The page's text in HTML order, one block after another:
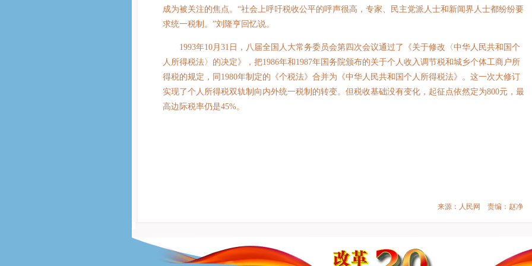
成为被关注的焦点。“社会上呼吁税收公平的呼声很高，专家、民主党派人士和新闻界人士都纷纷要
求统一税制。”刘隆亨回忆说。
1993年10月31日，八届全国人大常务委员会第四次会议通过了《关于修改〈中华人民共和国个
人所得税法〉的决定》，把1986年和1987年国务院颁布的关于个人收入调节税和城乡个体工商户所
得税的规定，同1980年制定的《个税法》合并为《中华人民共和国个人所得税法》。这一次大修订
实现了个人所得税双轨制向内外统一税制的转变。但税收基础没有变化，起征点依然定为800元，最
高边际税率仍是45%。
来源：人民网 责编：赵